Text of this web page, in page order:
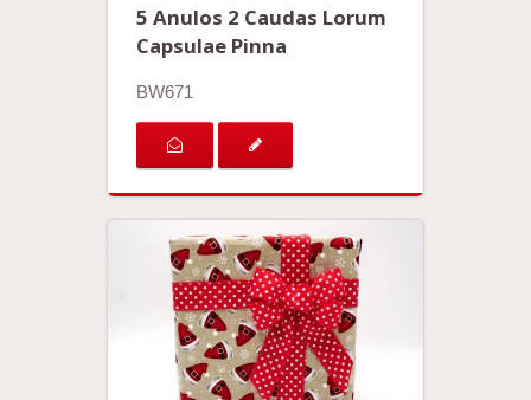
5 Anulos 2 Caudas Lorum
Capsulae Pinna
BW671